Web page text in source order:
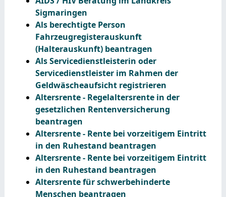
Sigmaringen
Als berechtigte Person
Fahrzeugregisterauskunft
(Halterauskunft) beantragen
Als Servicedienstleisterin oder
Servicedienstleister im Rahmen der
Geldwäscheaufsicht registrieren
Altersrente - Regelaltersrente in der
gesetzlichen Rentenversicherung
beantragen
Altersrente - Rente bei vorzeitigem Eintritt
in den Ruhestand beantragen
Altersrente - Rente bei vorzeitigem Eintritt
in den Ruhestand beantragen
Altersrente für schwerbehinderte
Menschen beantragen